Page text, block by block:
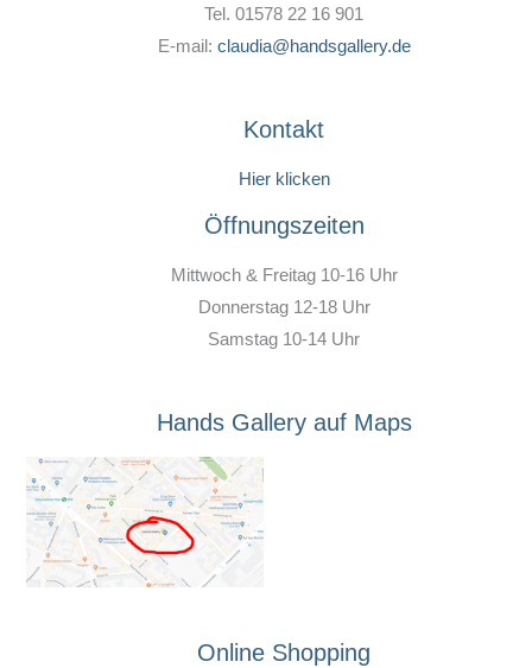
Tel. 01578 22 16 901
E-mail: claudia@handsgallery.de
Kontakt
Hier klicken
Öffnungszeiten
Mittwoch & Freitag 10-16 Uhr
Donnerstag 12-18 Uhr
Samstag 10-14 Uhr
Hands Gallery auf Maps
Online Shopping